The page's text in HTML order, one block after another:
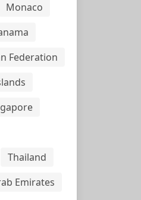
Monaco
Federation
Thailand
Emirates